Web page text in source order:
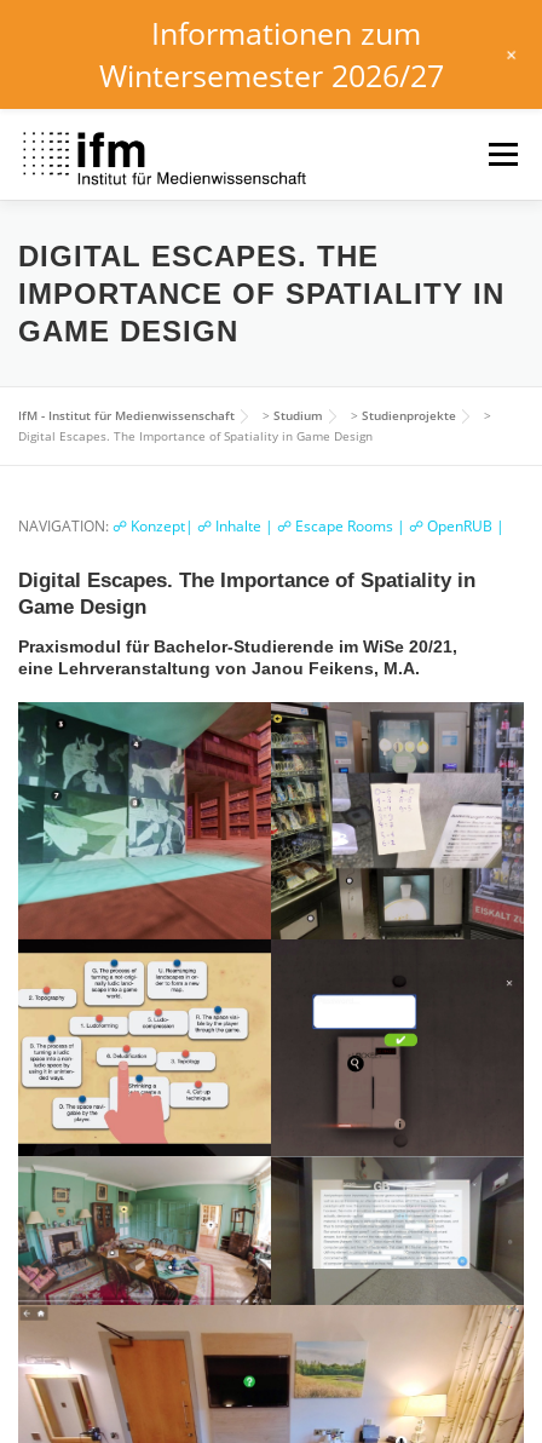
Inhalt
springen
Menü
HOME NEWS KALENDER STUDIUM
INSTITUT FORSCHUNG
DIGITAL ESCAPES. THE
IMPORTANCE OF SPATIALITY IN
GAME DESIGN
IfM - Institut für Medienwissenschaft > Studium > Studienprojekte
>
Digital Escapes. The Importance of Spatiality in Game Design
NAVIGATION:☍ Konzept| ☍ Inhalte | ☍ Escape Rooms | ☍ OpenRUB |
Digital Escapes. The Importance of Spatiality in
Game Design
Praxismodul für Bachelor-Studierende im WiSe 20/21,
eine Lehrveranstaltung von Janou Feikens, M.A.
Informationen zum
Wintersemester 2026/27
+